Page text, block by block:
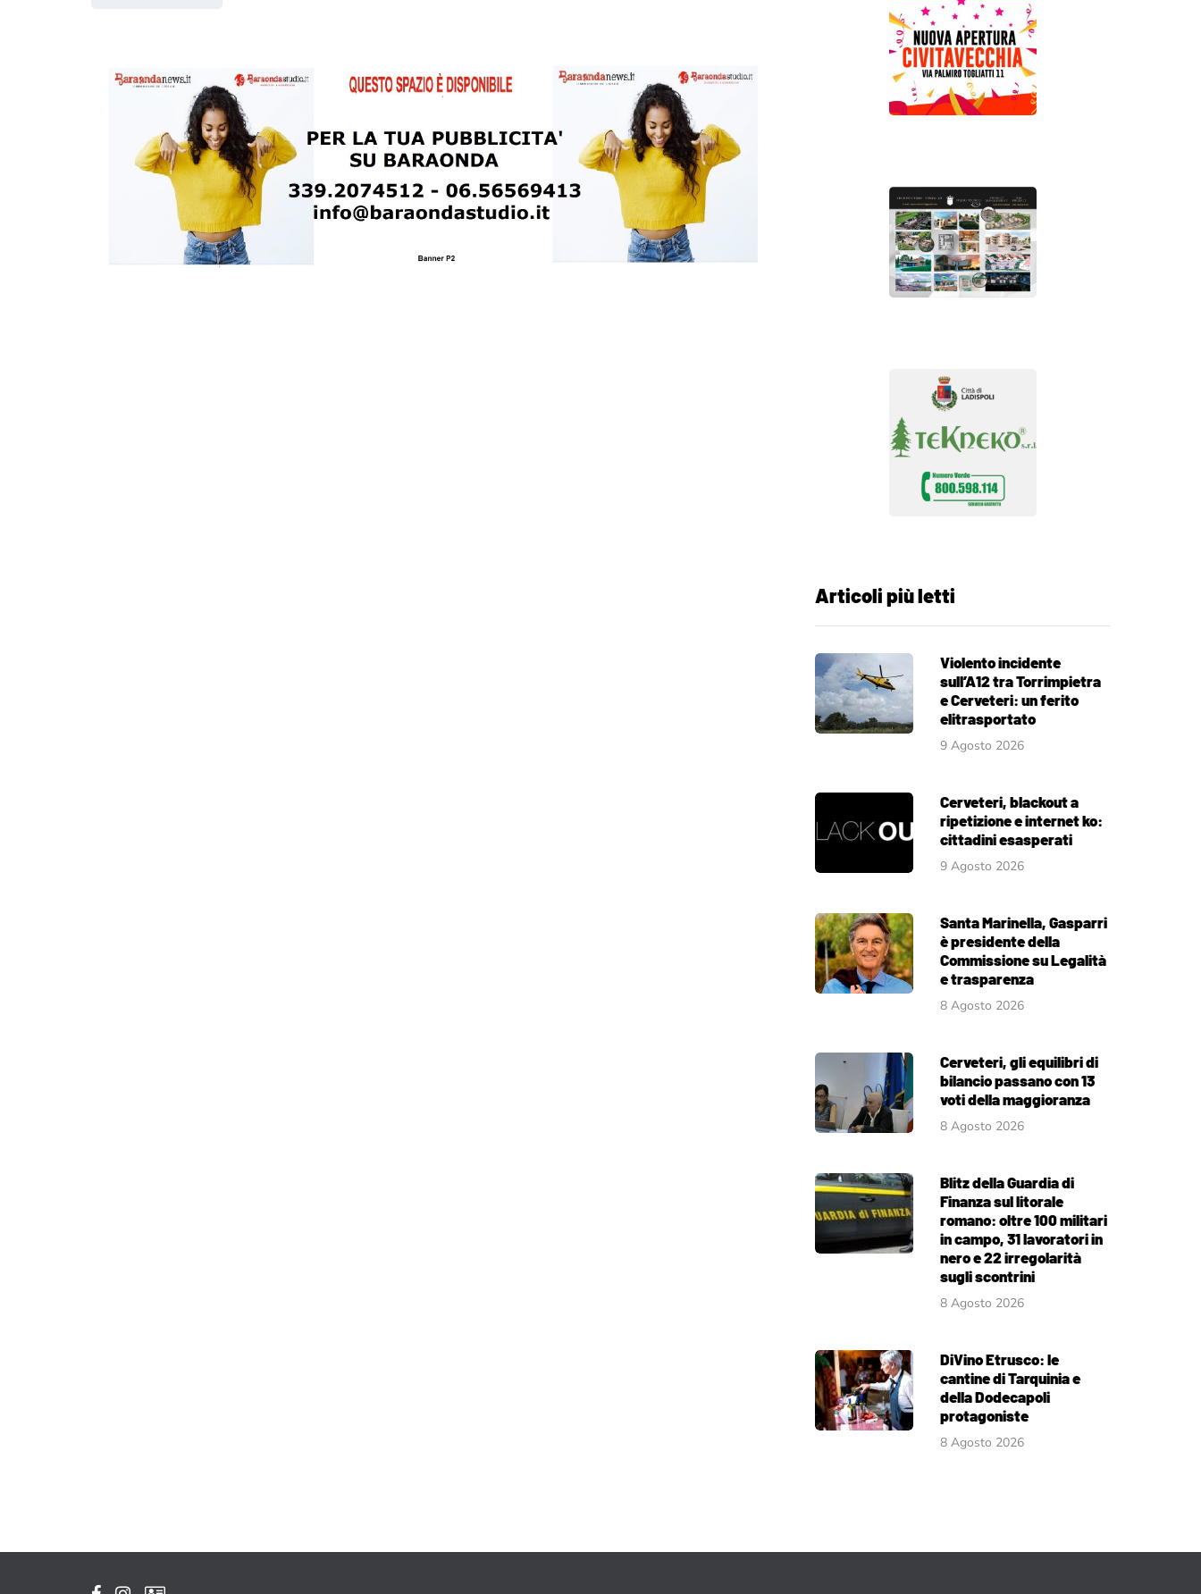
Articoli più letti
Violento incidente
sull’A12 tra Torrimpietra
e Cerveteri: un ferito
elitrasportato
9 Agosto 2026
Cerveteri, blackout a
ripetizione e internet ko:
cittadini esasperati
9 Agosto 2026
Santa Marinella, Gasparri
è presidente della
Commissione su Legalità
e trasparenza
8 Agosto 2026
Cerveteri, gli equilibri di
bilancio passano con 13
voti della maggioranza
8 Agosto 2026
Blitz della Guardia di
Finanza sul litorale
romano: oltre 100 militari
in campo, 31 lavoratori in
nero e 22 irregolarità
sugli scontrini
8 Agosto 2026
DiVino Etrusco: le
cantine di Tarquinia e
della Dodecapoli
protagoniste
8 Agosto 2026